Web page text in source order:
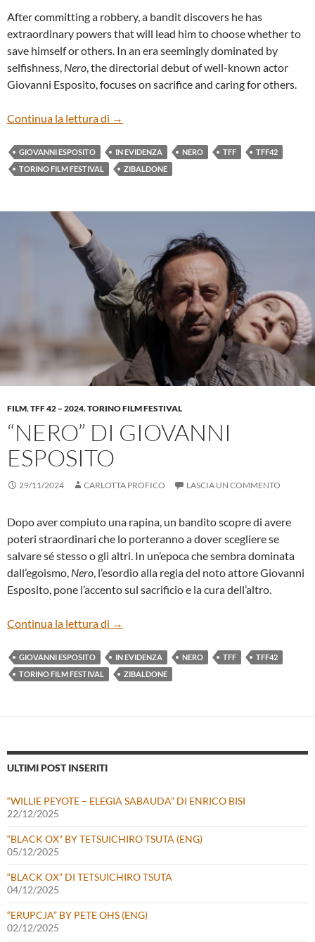
After committing a robbery, a bandit discovers he has
extraordinary powers that will lead him to choose whether to
save himself or others. In an era seemingly dominated by
selfishness, Nero, the directorial debut of well-known actor
Giovanni Esposito, focuses on sacrifice and caring for others.
Continua la lettura di “NERO” BY GIOVANNI ESPOSITO
→
GIOVANNI ESPOSITO IN EVIDENZA NERO TFF
TFF42
TORINO FILM FESTIVAL
ZIBALDONE
FILM,TFF 42 – 2024,TORINO FILM FESTIVAL
“NERO” DI GIOVANNI
ESPOSITO
29/11/2024 CARLOTTA PROFICO LASCIA UN COMMENTO
Dopo aver compiuto una rapina, un bandito scopre di avere
poteri straordinari che lo porteranno a dover scegliere se
salvare sé stesso o gli altri. In un’epoca che sembra dominata
dall’egoismo, Nero, l’esordio alla regia del noto attore Giovanni
Esposito, pone l’accento sul sacrificio e la cura dell’altro.
Continua la lettura di “NERO” DI GIOVANNI ESPOSITO
→
GIOVANNI ESPOSITO IN EVIDENZA NERO TFF
TFF42
TORINO FILM FESTIVAL
ZIBALDONE
ULTIMI POST INSERITI
“WILLIE PEYOTE – ELEGIA SABAUDA” DI ENRICO BISI
22/12/2025
“BLACK OX” BY TETSUICHIRO TSUTA (ENG)
05/12/2025
“BLACK OX” DI TETSUICHIRO TSUTA
04/12/2025
“ERUPCJA” BY PETE OHS (ENG)
02/12/2025